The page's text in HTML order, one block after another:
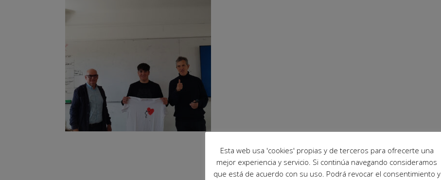
Esta web usa 'cookies' propias y de terceros para ofrecerte una
mejor experiencia y servicio. Si continúa navegando consideramos
que está de acuerdo con su uso. Podrá revocar el consentimiento y